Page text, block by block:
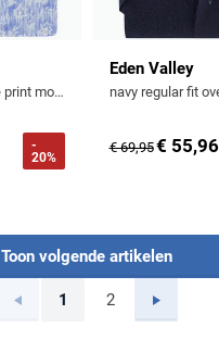
Blauw overhemd witte print modern fit mouwlengte 7
-
20%
Eden Valley
€ 69,95€ 55,96
Toon volgende artikelen
Vorige
Current Page
1
Page
2 Volgende